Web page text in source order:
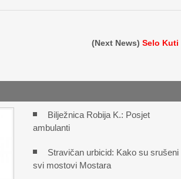
(Next News)Selo Kuti
Bilježnica Robija K.: Posjet
ambulanti
Stravičan urbicid: Kako su srušeni
svi mostovi Mostara